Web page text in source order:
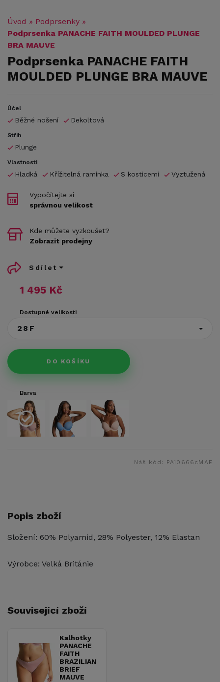
Úvod » Podprsenky »
Podprsenka PANACHE FAITH MOULDED PLUNGE
BRA MAUVE
Podprsenka PANACHE FAITH
MOULDED PLUNGE BRA MAUVE
Účel
Běžné nošení Dekoltová
Střih
Plunge
Vlastnosti
Hladká Křížitelná ramínka S kosticemi Vyztužená
1 495 Kč
Dostupné velikosti
28F
DO KOŠÍKU
Vypočítejte si
správnou velikost
Kde můžete vyzkoušet?
Zobrazit prodejny
Sdílet
Barva
Náš kód: PA10666cMAE
Popis zboží
Složení: 60% Polyamid, 28% Polyester, 12% Elastan
Výrobce: Velká Británie
Související zboží
Kalhotky
PANACHE
FAITH
BRAZILIAN
BRIEF
MAUVE